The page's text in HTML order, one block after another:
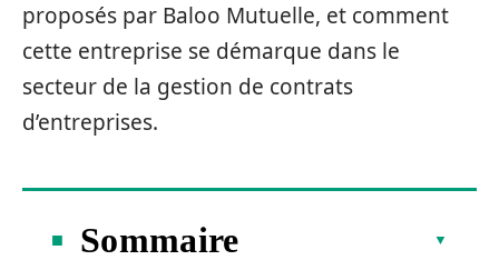
proposés par Baloo Mutuelle, et comment
cette entreprise se démarque dans le
secteur de la gestion de contrats
d’entreprises.
Sommaire